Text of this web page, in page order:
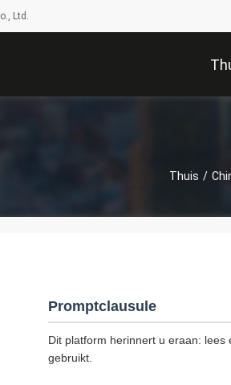
Ltd.
Thuis /
Promptclausule
Dit platform herinnert u eraan:
gebruikt.